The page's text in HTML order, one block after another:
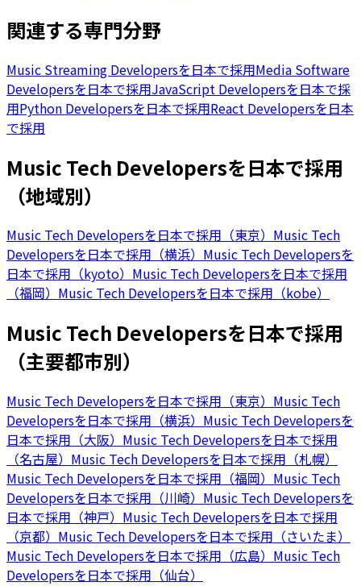
関連する専門分野
Music Streaming Developersを日本で採用Media Software
Developersを日本で採用JavaScript Developersを日本で採
用Python Developersを日本で採用React Developersを日本
で採用
Music Tech Developersを日本で採用
（地域別）
Music Tech Developersを日本で採用（東京） Music Tech
Developersを日本で採用（横浜） Music Tech Developersを
日本で採用（kyoto） Music Tech Developersを日本で採用
（福岡） Music Tech Developersを日本で採用（kobe）
Music Tech Developersを日本で採用
（主要都市別）
Music Tech Developersを日本で採用（東京） Music Tech
Developersを日本で採用（横浜） Music Tech Developersを
日本で採用（大阪） Music Tech Developersを日本で採用
（名古屋） Music Tech Developersを日本で採用（札幌）
Music Tech Developersを日本で採用（福岡） Music Tech
Developersを日本で採用（川崎） Music Tech Developersを
日本で採用（神戸） Music Tech Developersを日本で採用
（京都） Music Tech Developersを日本で採用（さいたま）
Music Tech Developersを日本で採用（広島） Music Tech
Developersを日本で採用（仙台）